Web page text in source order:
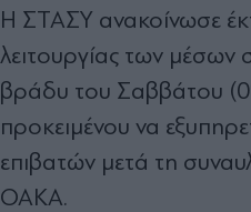
Η ΣΤΑΣΥ ανακοίνωσε
λειτουργίας των μέσων
βράδυ του Σαββάτου
προκειμένου να
επιβατών μετά τη
ΟΑΚΑ.